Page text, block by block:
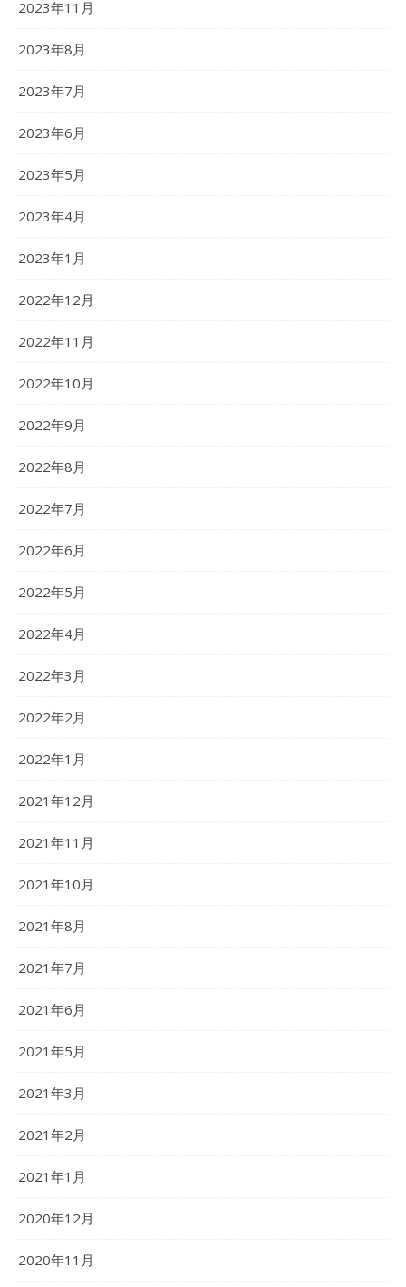
2023年11月
2023年8月
2023年7月
2023年6月
2023年5月
2023年4月
2023年1月
2022年12月
2022年11月
2022年10月
2022年9月
2022年8月
2022年7月
2022年6月
2022年5月
2022年4月
2022年3月
2022年2月
2022年1月
2021年12月
2021年11月
2021年10月
2021年8月
2021年7月
2021年6月
2021年5月
2021年3月
2021年2月
2021年1月
2020年12月
2020年11月